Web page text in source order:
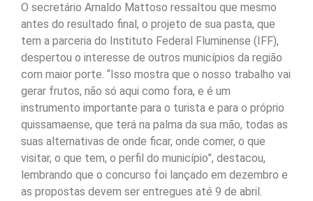
O secretário Arnaldo Mattoso ressaltou que mesmo
antes do resultado final, o projeto de sua pasta, que
tem a parceria do Instituto Federal Fluminense (IFF),
despertou o interesse de outros municípios da região
com maior porte. “Isso mostra que o nosso trabalho vai
gerar frutos, não só aqui como fora, e é um
instrumento importante para o turista e para o próprio
quissamaense, que terá na palma da sua mão, todas as
suas alternativas de onde ficar, onde comer, o que
visitar, o que tem, o perfil do município”, destacou,
lembrando que o concurso foi lançado em dezembro e
as propostas devem ser entregues até 9 de abril.